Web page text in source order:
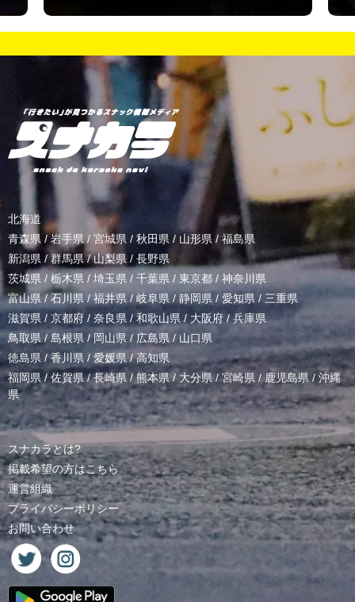
北海道
青森県 / 岩手県/ 宮城県 / 秋田県 / 山形県/ 福島県
新潟県 /群馬県/山梨県 / 長野県
茨城県 / 栃木県 / 埼玉県 / 千葉県 / 東京都 / 神奈川県
富山県 /石川県/福井県/岐阜県 / 静岡県 / 愛知県 / 三重県
滋賀県 / 京都府 / 奈良県 / 和歌山県/ 大阪府 /兵庫県
鳥取県/ 島根県 /岡山県/ 広島県 / 山口県
徳島県 /香川県 / 愛媛県/高知県
福岡県/佐賀県/長崎県 /熊本県/ 大分県/宮崎県 /鹿児島県 / 沖縄
県
スナカラとは?
掲載希望の方はこちら
運営組織
プライバシーポリシー
お問い合わせ